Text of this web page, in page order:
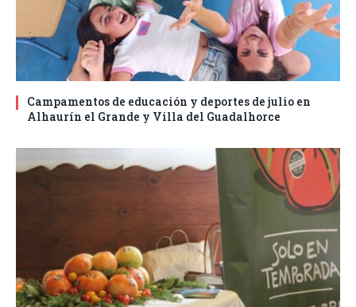
Campamentos de educación y deportes de julio en
Alhaurín el Grande y Villa del Guadalhorce